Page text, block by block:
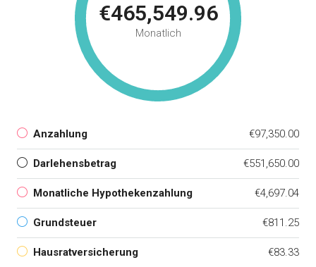
€465,549.96
Monatlich
Anzahlung €97,350.00
Darlehensbetrag €551,650.00
Monatliche Hypothekenzahlung €4,697.04
Grundsteuer €811.25
Hausratversicherung €83.33